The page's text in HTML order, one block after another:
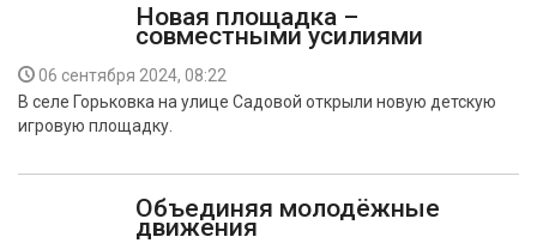
Новая площадка –
совместными усилиями
06 сентября 2024, 08:22
В селе Горьковка на улице Садовой открыли новую детскую
игровую площадку.
Объединяя молодёжные
движения